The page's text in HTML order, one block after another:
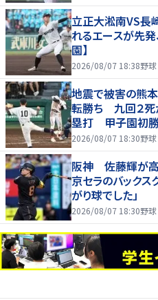
立正大淞南VS長
れるエースが先
園】
2026/08/07 18:38野球
地震で被害の熊
転勝ち 九回２死
塁打 甲子園初
2026/08/07 18:30野球
阪神 佐藤輝が高
京セラのバックス
がり球でした」
2026/08/07 18:30野球